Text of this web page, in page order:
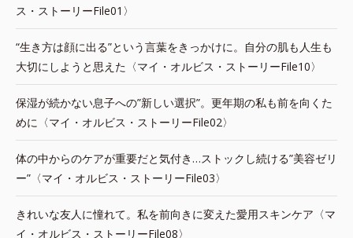
ス・ストーリーFile01〉
“生き方は顔に出る”という言葉をきっかけに。自分の肌も人生も
大切にしようと思えた〈マイ・オルビス・ストーリーFile10〉
保湿が続かない息子への”新しい選択”。更年期の私も前を向くた
めに〈マイ・オルビス・ストーリーFile02〉
体の中からのケアが重要だと気付き…ストックし続ける”美容ゼリ
ー”〈マイ・オルビス・ストーリーFile03〉
きれいな友人に憧れて。私を前向きに変えた愛用スキンケア〈マ
イ・オルビス・ストーリーFile08〉